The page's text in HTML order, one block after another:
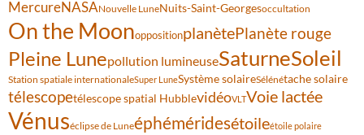
MercureNASANouvelle LuneNuits-Saint-Georgesoccultation
On the MoonoppositionplanètePlanète rouge
Pleine Lunepollution lumineuseSaturneSoleil
Station spatiale internationaleSuper LuneSystème solaireSélénétache solaire
télescopetélescope spatial HubblevidéoVLTVoie lactée
Vénuséclipse de Luneéphéméridesétoileétoile polaire